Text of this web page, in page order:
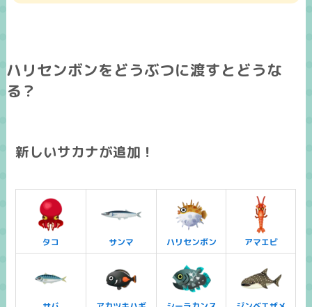
ハリセンボンをどうぶつに渡すとどうな
る？
新しいサカナが追加！
タコ サンマ ハリセンボン アマエビ